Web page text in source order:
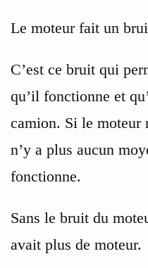
Le moteur fait un
C’est ce bruit qui
qu’il fonctionne et
camion. Si le
n’y a plus aucun
fonctionne.
Sans le bruit du
avait plus de moteur.